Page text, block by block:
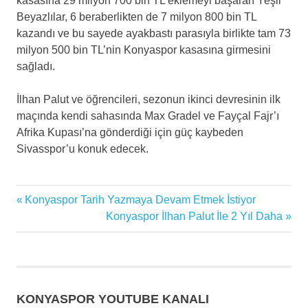
Beyazlılar, 6 beraberlikten de 7 milyon 800 bin TL
kazandı ve bu sayede ayakbastı parasıyla birlikte tam 73
milyon 500 bin TL’nin Konyaspor kasasına girmesini
sağladı.
İlhan Palut ve öğrencileri, sezonun ikinci devresinin ilk
maçında kendi sahasında Max Gradel ve Fayçal Fajr’ı
Afrika Kupası’na gönderdiği için güç kaybeden
Sivasspor’u konuk edecek.
futbol
haberi
Holding
Yazı
gezinmesi
Previous
Konyaspor Tarih Yazmaya Devam Etmek İstiyor
Next
Post:
Konyaspor İlhan Palut İle 2 Yıl Daha
KONYASPOR YOUTUBE KANALI